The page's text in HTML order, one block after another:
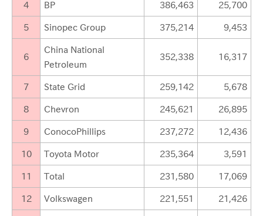
4 BP 386,463 25,700
5 Sinopec Group 375,214 9,453
6
China National
Petroleum
352,338 16,317
7 State Grid 259,142 5,678
8 Chevron 245,621 26,895
9 ConocoPhillips 237,272 12,436
10 Toyota Motor 235,364 3,591
11 Total 231,580 17,069
12 Volkswagen 221,551 21,426